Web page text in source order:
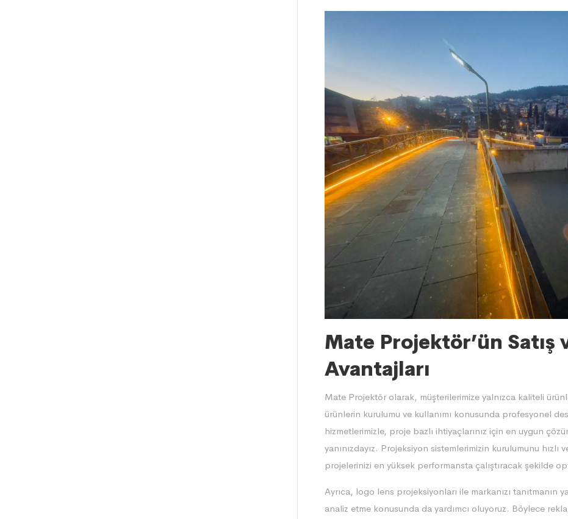
Mate Projektör’ün Satış
Avantajları
Mate Projektör olarak, müşterilerimize yalnızca kaliteli
ürünlerin kurulumu ve kullanımı konusunda profesyonel
hizmetlerimizle, proje bazlı ihtiyaçlarınız için en uygun
yanınızdayız. Projeksiyon sistemlerimizin kurulumunu hızlı
projelerinizi en yüksek performansta çalıştıracak şekilde
Ayrıca, logo lens projeksiyonları ile markanızı tanıtmanın
analiz etme konusunda da yardımcı oluyoruz. Böylece